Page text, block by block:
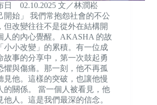
日 02.10.2025 文／林潤崧
開始」 我們常抱怨社會的不公
但改變往往不是從外在結構開
人的內心覺醒。AKASHA 的故
小小改變」的累積。有一位成
故事的分享中，第一次鼓起勇
懼與傷痛。那一刻，他不再孤
見他。這樣的突破，也讓他慢
的關係。 當一個人被看見，他
他人。這是我們最深的信念。